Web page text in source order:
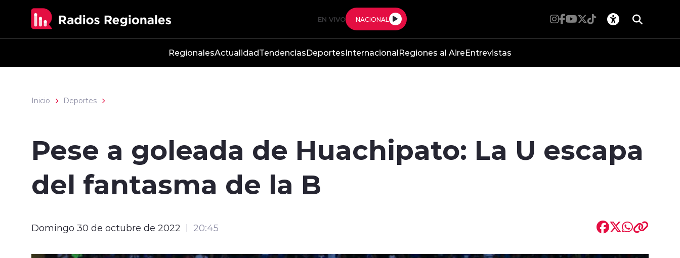
EN VIVO NACIONAL
RegionalesActualidadTendenciasDeportesInternacionalRegiones al AireEntrevistas
Inicio Deportes
Pese a goleada de Huachipato: La U escapa
del fantasma de la B
Domingo 30 de octubre de 2022 20:45